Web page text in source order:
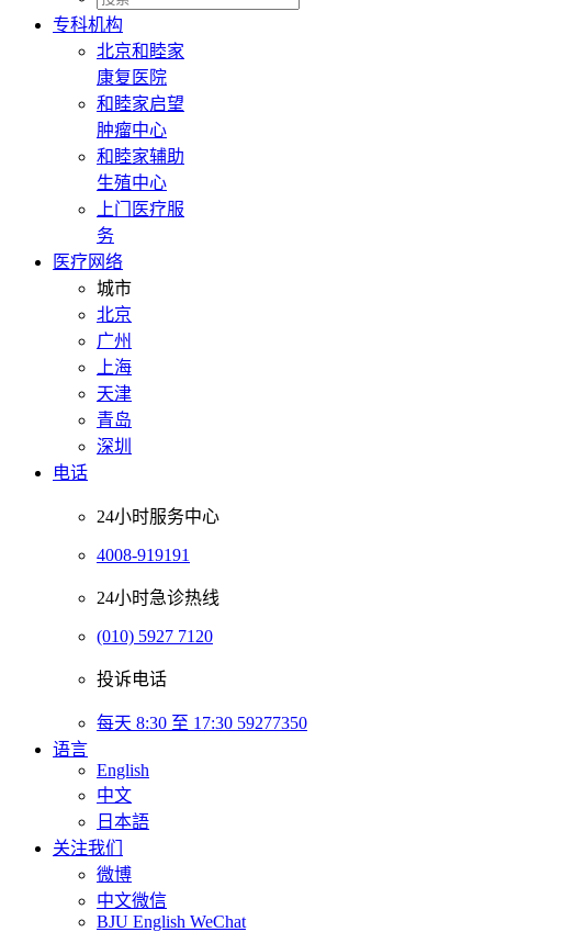
专科机构
北京和睦家
康复医院
和睦家启望
肿瘤中心
和睦家辅助
生殖中心
上门医疗服
务
医疗网络
城市
北京
广州
上海
天津
青岛
深圳
电话
24小时服务中心
4008-919191
24小时急诊热线
(010) 5927 7120
投诉电话
每天 8:30 至 17:30 59277350
语言
English
中文
日本語
关注我们
微博
中文微信
BJU English WeChat